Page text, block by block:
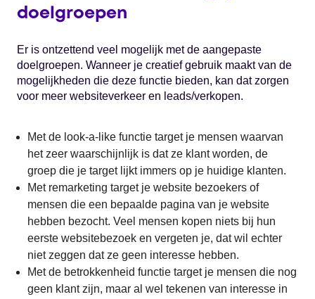
doelgroepen
Er is ontzettend veel mogelijk met de aangepaste
doelgroepen. Wanneer je creatief gebruik maakt van de
mogelijkheden die deze functie bieden, kan dat zorgen
voor meer websiteverkeer en leads/verkopen.
Met de look-a-like functie target je mensen waarvan
het zeer waarschijnlijk is dat ze klant worden, de
groep die je target lijkt immers op je huidige klanten.
Met remarketing target je website bezoekers of
mensen die een bepaalde pagina van je website
hebben bezocht. Veel mensen kopen niets bij hun
eerste websitebezoek en vergeten je, dat wil echter
niet zeggen dat ze geen interesse hebben.
Met de betrokkenheid functie target je mensen die nog
geen klant zijn, maar al wel tekenen van interesse in